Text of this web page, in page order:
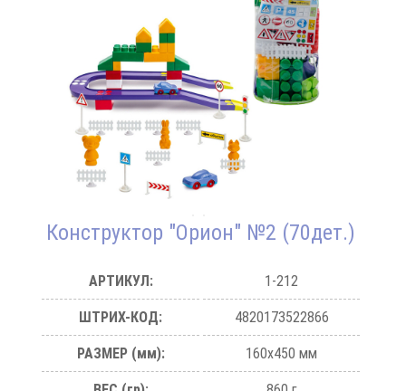
Конструктор "Орион" №2 (70дет.)
АРТИКУЛ: 1-212
ШТРИХ-КОД: 4820173522866
РАЗМЕР (мм): 160х450 мм